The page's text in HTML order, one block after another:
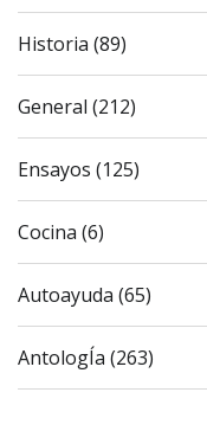
Historia (89)
General (212)
Ensayos (125)
Cocina (6)
Autoayuda (65)
AntologÍa (263)